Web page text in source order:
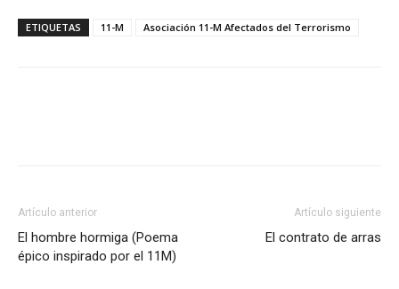
ETIQUETAS 11-M Asociación 11-M Afectados del Terrorismo
Artículo anterior
El hombre hormiga (Poema
épico inspirado por el 11M)
Artículo siguiente
El contrato de arras